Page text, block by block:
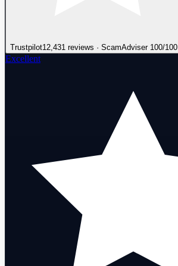
Trustpilot12,431 reviews · ScamAdviser 100/100
Excellent